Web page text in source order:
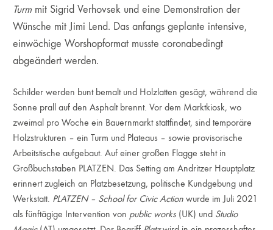
Turm mit Sigrid Verhovsek und eine Demonstration der
Wünsche mit Jimi Lend. Das anfangs geplante intensive,
einwöchige Worshopformat musste coronabedingt
abgeändert werden.
Schilder werden bunt bemalt und Holzlatten gesägt, während die
Sonne prall auf den Asphalt brennt. Vor dem Marktkiosk, wo
zweimal pro Woche ein Bauernmarkt stattfindet, sind temporäre
Holzstrukturen – ein Turm und Plateaus – sowie provisorische
Arbeitstische aufgebaut. Auf einer großen Flagge steht in
Großbuchstaben PLATZEN. Das Setting am Andritzer Hauptplatz
erinnert zugleich an Platzbesetzung, politische Kundgebung und
Werkstatt. PLATZEN – School for Civic Action wurde im Juli 2021
als fünftägige Intervention von public works (UK) und Studio